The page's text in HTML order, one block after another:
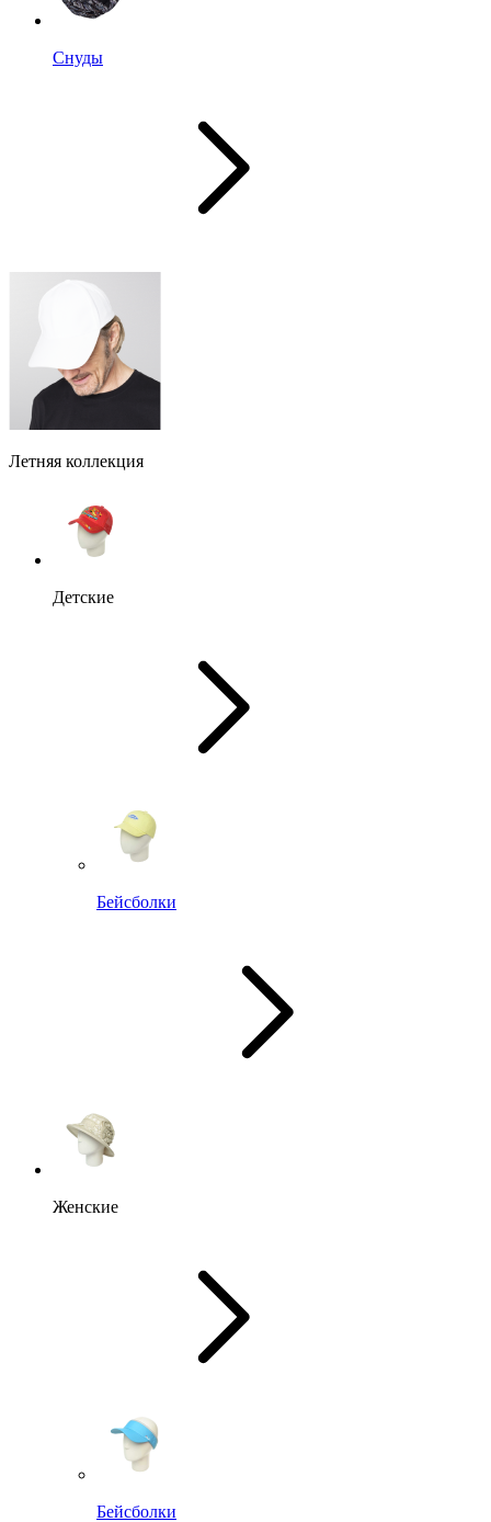
Снуды
Летняя коллекция
Детские
Бейсболки
Женские
Бейсболки